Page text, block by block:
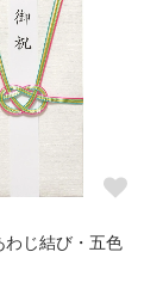
わじ結び・五色